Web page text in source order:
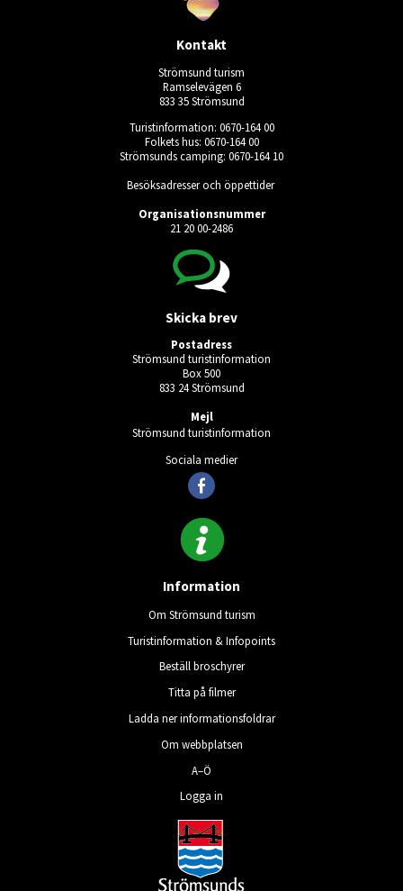
Kontakt
Strömsund turism
Ramselevägen 6
833 35 Strömsund
Turistinformation: 0670-164 00
Folkets hus: 0670-164 00
Strömsunds camping: 0670-164 10
Besöksadresser och öppettider
Organisationsnummer
21 20 00-2486
Skicka brev
Postadress
Strömsund turistinformation
Box 500
833 24 Strömsund
Mejl
Strömsund turistinformation
Sociala medier
Information
Om Strömsund turism
Turistinformation & Infopoints
Beställ broschyrer
Titta på filmer
Ladda ner informationsfoldrar
Om webbplatsen
A–Ö
Logga in